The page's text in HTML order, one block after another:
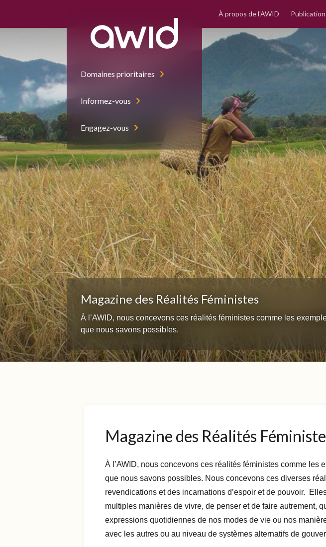
Domaines prioritaires
Informez-vous
Engagez-vous
À propos de l'AWID
Magazine des Réalités Féministes
À l’AWID, nous concevons ces réalités féministes comme les
que nous savons possibles.
Magazine des Réalités
À l’AWID, nous concevons ces réalités féministes comme les
que nous savons possibles. Nous concevons ces diverses
revendications et des incarnations d’espoir et de pouvoir.
multiples manières de vivre, de penser et de faire autrement,
expressions quotidiennes de nos modes de vie ou nos
avec les autres ou au niveau de systèmes alternatifs de